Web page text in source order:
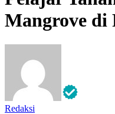
Mangrove di
Redaksi